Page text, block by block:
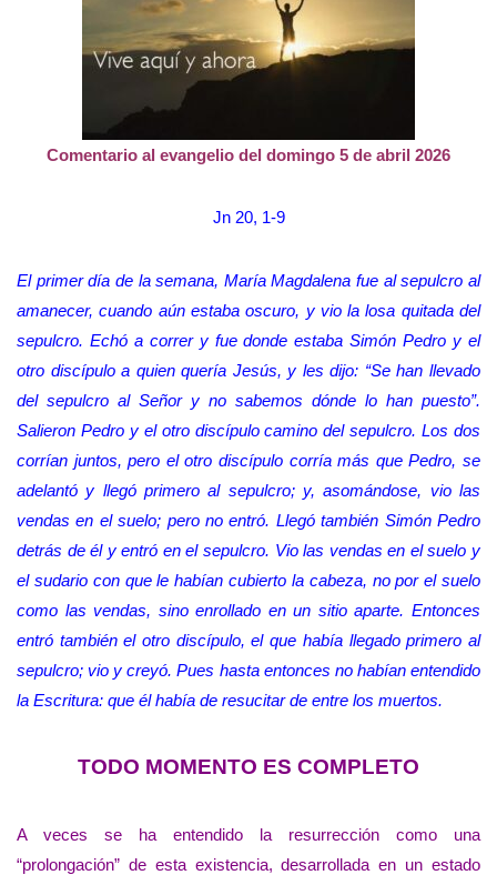
Comentario al evangelio del domingo 5 de abril 2026
Jn 20, 1-9
El primer día de la semana, María Magdalena fue al sepulcro al
amanecer, cuando aún estaba oscuro, y vio la losa quitada del
sepulcro. Echó a correr y fue donde estaba Simón Pedro y el
otro discípulo a quien quería Jesús, y les dijo: “Se han llevado
del sepulcro al Señor y no sabemos dónde lo han puesto”.
Salieron Pedro y el otro discípulo camino del sepulcro. Los dos
corrían juntos, pero el otro discípulo corría más que Pedro, se
adelantó y llegó primero al sepulcro; y, asomándose, vio las
vendas en el suelo; pero no entró. Llegó también Simón Pedro
detrás de él y entró en el sepulcro. Vio las vendas en el suelo y
el sudario con que le habían cubierto la cabeza, no por el suelo
como las vendas, sino enrollado en un sitio aparte. Entonces
entró también el otro discípulo, el que había llegado primero al
sepulcro; vio y creyó. Pues hasta entonces no habían entendido
la Escritura: que él había de resucitar de entre los muertos.
TODO MOMENTO ES COMPLETO
A veces se ha entendido la resurrección como una
“prolongación” de esta existencia, desarrollada en un estado